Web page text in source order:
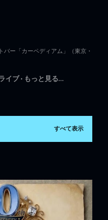
ンテンツに移動
ー「カーペディアム」（東京・
イブ もっと見る…
すべて表示